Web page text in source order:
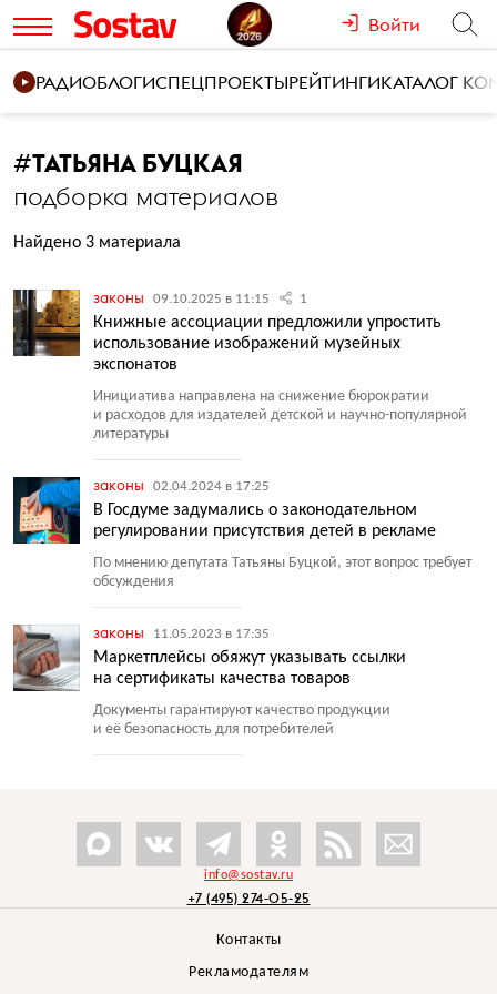
Войти
РАДИОБЛОГИСПЕЦПРОЕКТЫРЕЙТИНГИКАТАЛОГ
#ТАТЬЯНА БУЦКАЯ
подборка материалов
Найдено 3 материала
законы 09.10.2025 в 11:15 1
Книжные ассоциации предложили упростить
использование изображений музейных
экспонатов
Инициатива направлена на снижение бюрократии
и расходов для издателей детской и научно-популярной
литературы
законы 02.04.2024 в 17:25
В Госдуме задумались о законодательном
регулировании присутствия детей в рекламе
По мнению депутата Татьяны Буцкой, этот вопрос требует
обсуждения
законы 11.05.2023 в 17:35
Маркетплейсы обяжут указывать ссылки
на сертификаты качества товаров
Документы гарантируют качество продукции
и её безопасность для потребителей
info@sostav.ru
+7 (495) 274-05-25
Контакты
Рекламодателям